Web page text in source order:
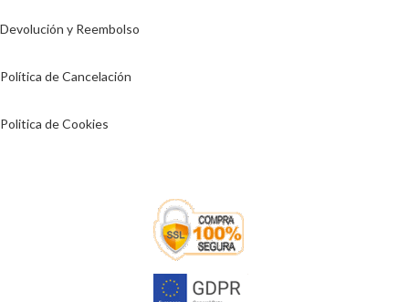
Devolución y Reembolso
Política de Cancelación
Politica de Cookies